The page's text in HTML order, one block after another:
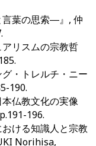
葉の思索―』, 仲
リスムの宗教哲
・トレルチ・ニー
190.
仏教文化の実像
196.
ける知識人と宗教
Norihisa,